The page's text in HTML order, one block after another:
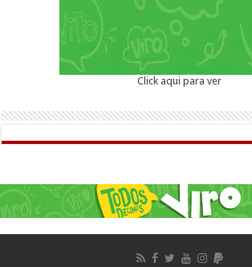
Click aqui para ver